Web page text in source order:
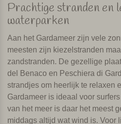
Prachtige stranden en
waterparken
Aan het Gardameer zijn vele
meesten zijn kiezelstranden
zandstranden. De gezellige
del Benaco en Peschiera di
strandjes om heerlijk te relaxen
Gardameer is ideaal voor
van het meer is daar het meest
middags altijd wat wind is. Voor